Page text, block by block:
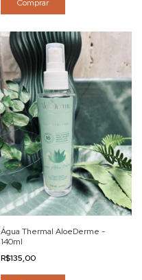
Comprar
Água Thermal AloeDerme -
140ml
R$135,00